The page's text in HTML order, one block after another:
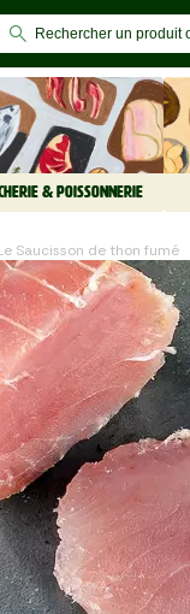
& POISSONNERIE
Le Saucisson de thon fumé